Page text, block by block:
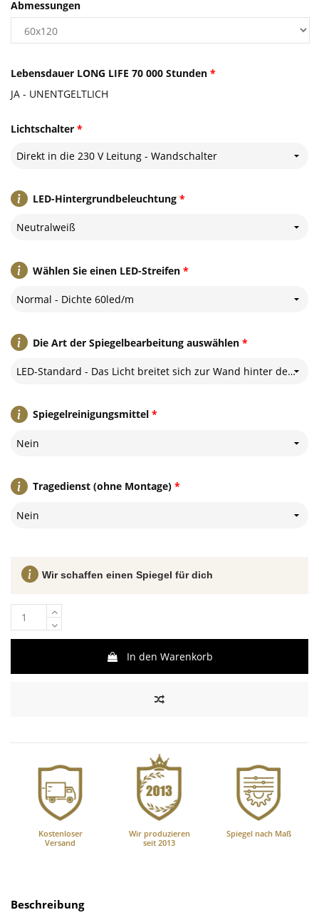
*
Lebensdauer LONG LIFE 70 000 Stunden
JA - UNENTGELTLICH
*
Lichtschalter
Direkt in die 230 V Leitung - Wandschalter
*
LED-Hintergrundbeleuchtung
Neutralweiß
*
Wählen Sie einen LED-Streifen
Normal - Dichte 60led/m
*
Die Art der Spiegelbearbeitung auswählen
LED-Standard - Das Licht breitet sich zur Wand hinter dem Spiegel aus
*
Spiegelreinigungsmittel
Nein
*
Tragedienst (ohne Montage)
Nein
Abmessungen
In den Warenkorb
Wir schaffen einen Spiegel für dich
Kostenloser
Versand
Wir produzieren
seit 2013
Spiegel nach Maß
Beschreibung